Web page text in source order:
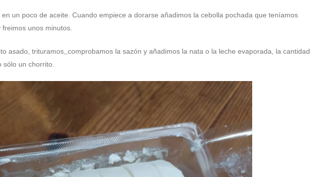
un poco de aceite. Cuando empiece a dorarse añadimos la cebolla pochada que teníamos
unos minutos.
asado, trituramos,,comprobamos la sazón y añadimos la nata o la leche evaporada, la cantidad
sólo un chorrito.